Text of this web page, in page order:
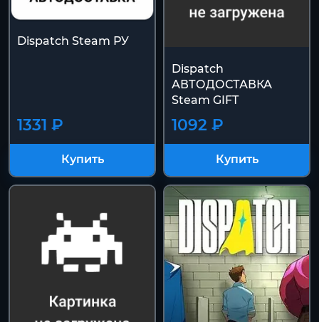
Dispatch Steam РУ
1331 ₽
Купить
Dispatch
АВТОДОСТАВКА
Steam GIFT
1092 ₽
Купить